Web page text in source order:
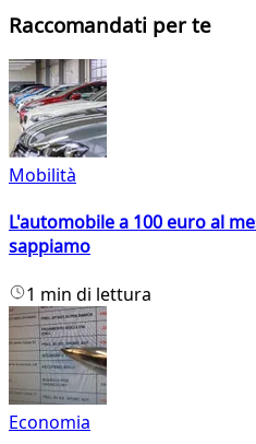
Raccomandati per te
Mobilità
L'automobile a 100 euro al
sappiamo
1 min di lettura
Economia